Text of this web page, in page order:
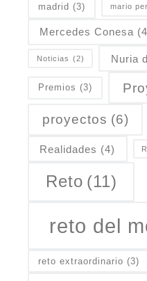
madrid (3) mario
Mercedes Conesa
Noticias (2) Nuria
Premios (3)
proyectos (6)
Realidades (4)
Reto (11)
reto del
reto extraordinario (3)